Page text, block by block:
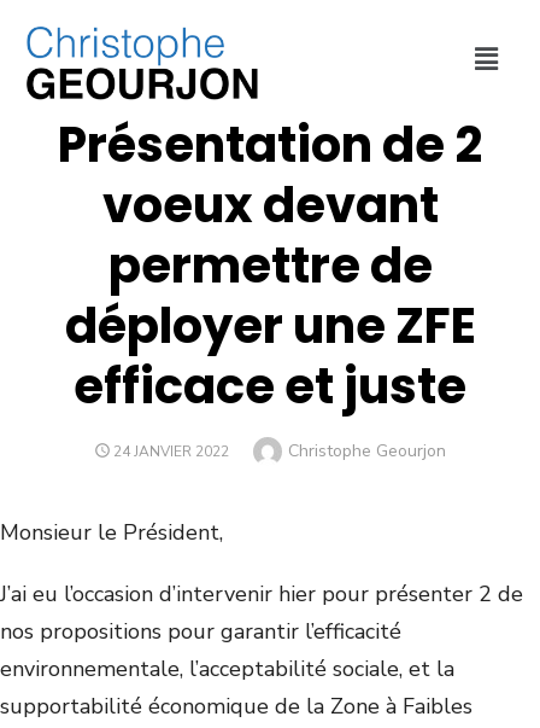
DÉPLACEMENTS,
Présentation de 2
voeux devant
permettre de
déployer une ZFE
efficace et juste
24 JANVIER 2022 Christophe Geourjon
Monsieur le Président,
J’ai eu l’occasion d’intervenir hier pour présenter 2 de
nos propositions pour garantir l’efficacité
environnementale, l’acceptabilité sociale, et la
supportabilité économique de la Zone à Faibles